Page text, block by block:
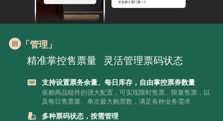
「管理」
精准掌控售票量 灵活管理票码状态
支持设置票务余量、每日库存，自由掌控票券数量
依赖商品组件的强大配置，可实现限时售票、限量售票，以
及每日售票量、单次最大购票数，满足各种业务需求
多种票码状态，按需管理